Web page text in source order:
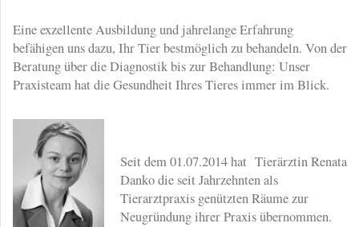
Eine exzellente Ausbildung und jahrelange Erfahrung
befähigen uns dazu, Ihr Tier bestmöglich zu behandeln. Von der
Beratung über die Diagnostik bis zur Behandlung: Unser
Praxisteam hat die Gesundheit Ihres Tieres immer im Blick.
Seit dem 01.07.2014 hat Tierärztin Renata
Danko die seit Jahrzehnten als
Tierarztpraxis genützten Räume zur
Neugründung ihrer Praxis übernommen.